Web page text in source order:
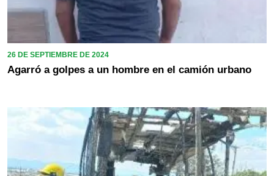
26 DE SEPTIEMBRE DE 2024
Agarró a golpes a un hombre en el camión urbano